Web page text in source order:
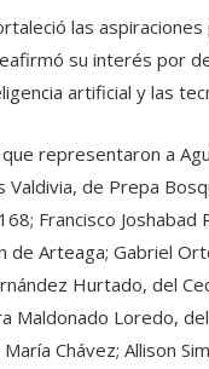
las
su interés por
artificial y las
representaron a
Valdivia, de Prepa
Francisco Joshabad
de Arteaga; Gabriel
Hurtado, del
Maldonado Loredo,
Chávez; Allison